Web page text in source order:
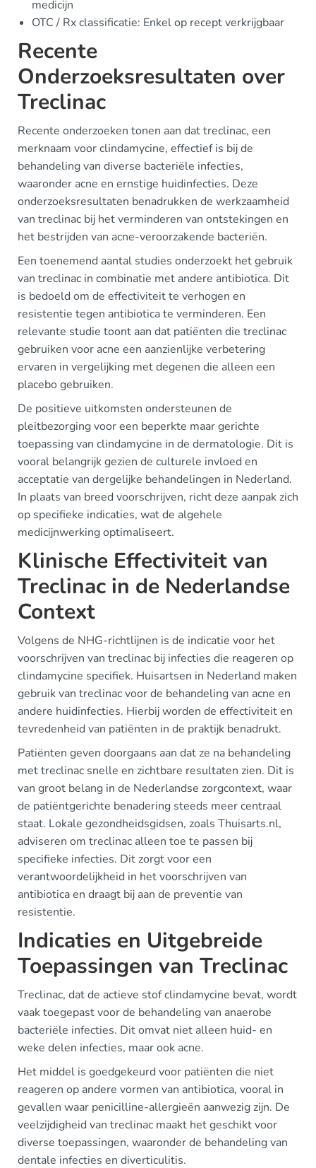
medicijn
OTC / Rx classificatie: Enkel op recept verkrijgbaar
Recente
Onderzoeksresultaten over
Treclinac
Recente onderzoeken tonen aan dat treclinac, een
merknaam voor clindamycine, effectief is bij de
behandeling van diverse bacteriële infecties,
waaronder acne en ernstige huidinfecties. Deze
onderzoeksresultaten benadrukken de werkzaamheid
van treclinac bij het verminderen van ontstekingen en
het bestrijden van acne-veroorzakende bacteriën.
Een toenemend aantal studies onderzoekt het gebruik
van treclinac in combinatie met andere antibiotica. Dit
is bedoeld om de effectiviteit te verhogen en
resistentie tegen antibiotica te verminderen. Een
relevante studie toont aan dat patiënten die treclinac
gebruiken voor acne een aanzienlijke verbetering
ervaren in vergelijking met degenen die alleen een
placebo gebruiken.
De positieve uitkomsten ondersteunen de
pleitbezorging voor een beperkte maar gerichte
toepassing van clindamycine in de dermatologie. Dit is
vooral belangrijk gezien de culturele invloed en
acceptatie van dergelijke behandelingen in Nederland.
In plaats van breed voorschrijven, richt deze aanpak zich
op specifieke indicaties, wat de algehele
medicijnwerking optimaliseert.
Klinische Effectiviteit van
Treclinac in de Nederlandse
Context
Volgens de NHG-richtlijnen is de indicatie voor het
voorschrijven van treclinac bij infecties die reageren op
clindamycine specifiek. Huisartsen in Nederland maken
gebruik van treclinac voor de behandeling van acne en
andere huidinfecties. Hierbij worden de effectiviteit en
tevredenheid van patiënten in de praktijk benadrukt.
Patiënten geven doorgaans aan dat ze na behandeling
met treclinac snelle en zichtbare resultaten zien. Dit is
van groot belang in de Nederlandse zorgcontext, waar
de patiëntgerichte benadering steeds meer centraal
staat. Lokale gezondheidsgidsen, zoals Thuisarts.nl,
adviseren om treclinac alleen toe te passen bij
specifieke infecties. Dit zorgt voor een
verantwoordelijkheid in het voorschrijven van
antibiotica en draagt bij aan de preventie van
resistentie.
Indicaties en Uitgebreide
Toepassingen van Treclinac
Treclinac, dat de actieve stof clindamycine bevat, wordt
vaak toegepast voor de behandeling van anaerobe
bacteriële infecties. Dit omvat niet alleen huid- en
weke delen infecties, maar ook acne.
Het middel is goedgekeurd voor patiënten die niet
reageren op andere vormen van antibiotica, vooral in
gevallen waar penicilline-allergieën aanwezig zijn. De
veelzijdigheid van treclinac maakt het geschikt voor
diverse toepassingen, waaronder de behandeling van
dentale infecties en diverticulitis.